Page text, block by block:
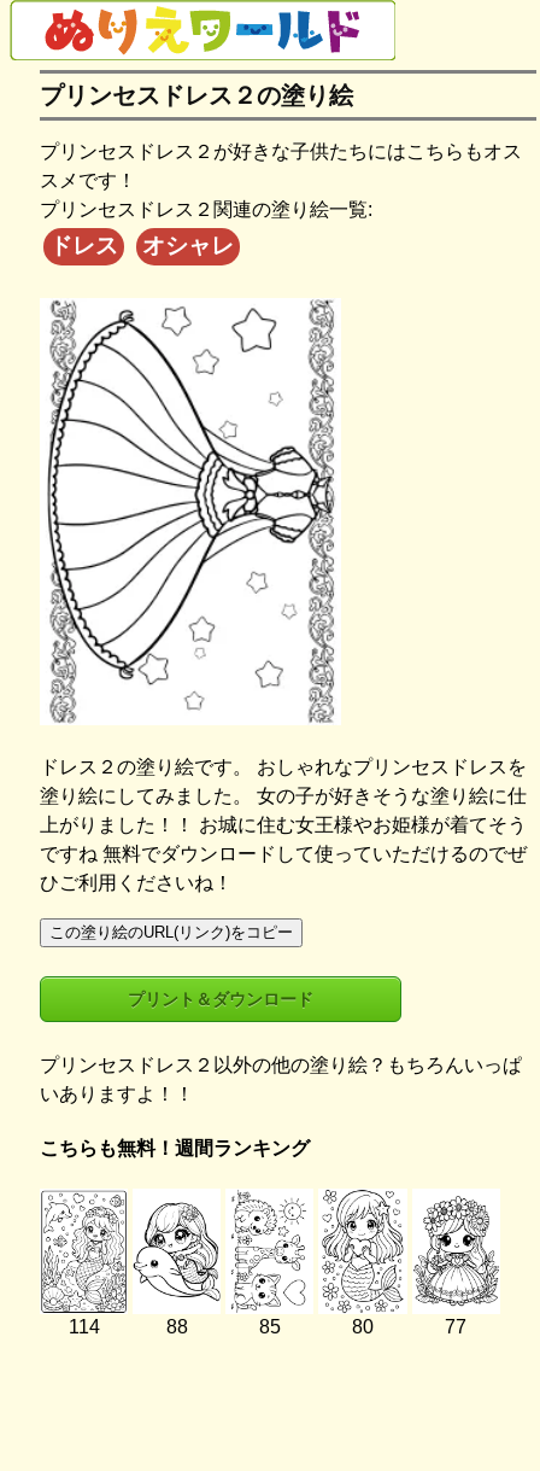
プリンセスドレス２の塗り絵
プリンセスドレス２が好きな子供たちにはこちらもオス
スメです！
プリンセスドレス２関連の塗り絵一覧:
ドレス オシャレ
ドレス２の塗り絵です。 おしゃれなプリンセスドレスを
塗り絵にしてみました。 女の子が好きそうな塗り絵に仕
上がりました！！ お城に住む女王様やお姫様が着てそう
ですね 無料でダウンロードして使っていただけるのでぜ
ひご利用くださいね！
この塗り絵のURL(リンク)をコピー
プリント＆ダウンロード
プリンセスドレス２以外の他の塗り絵？もちろんいっぱ
いありますよ！！
こちらも無料！週間ランキング
114 88 85 80 77